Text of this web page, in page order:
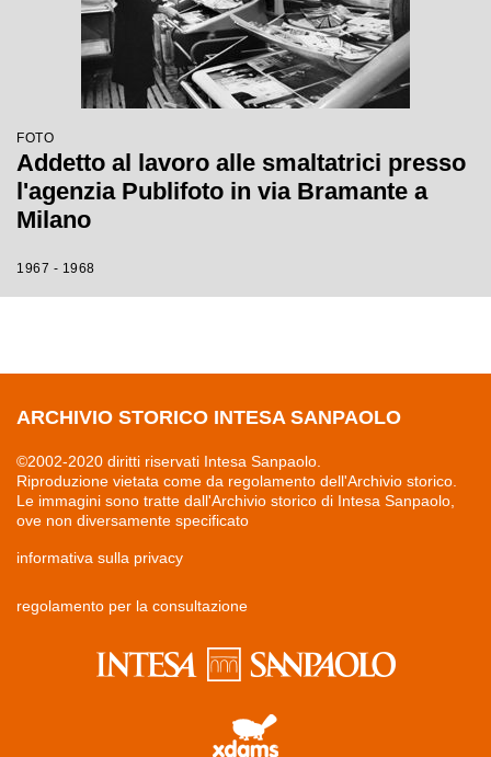
FOTO
Addetto al lavoro alle smaltatrici presso
l'agenzia Publifoto in via Bramante a
Milano
1967 - 1968
ARCHIVIO STORICO INTESA SANPAOLO
©2002-2020 diritti riservati Intesa Sanpaolo.
Riproduzione vietata come da regolamento dell'Archivio storico.
Le immagini sono tratte dall'Archivio storico di Intesa Sanpaolo,
ove non diversamente specificato
informativa sulla privacy
regolamento per la consultazione